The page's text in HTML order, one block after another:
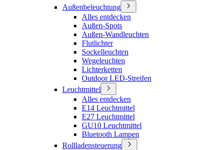
Außenbeleuchtung
Alles entdecken
Außen-Spots
Außen-Wandleuchten
Flutlichter
Sockelleuchten
Wegeleuchten
Lichterketten
Outdoor LED-Streifen
Leuchtmittel
Alles entdecken
E14 Leuchtmittel
E27 Leuchtmittel
GU10 Leuchtmittel
Bluetooth Lampen
Rollladensteuerung